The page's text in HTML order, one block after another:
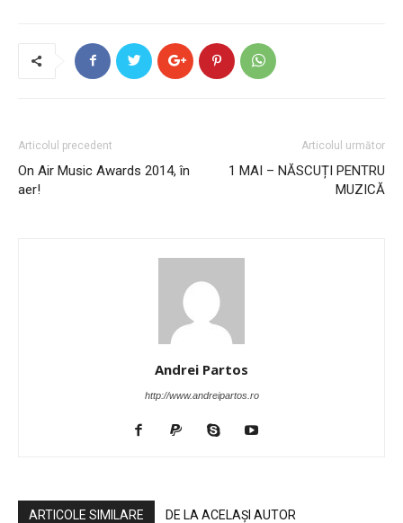
Articolul precedent
On Air Music Awards 2014, în
aer!
Articolul următor
1 MAI – NĂSCUȚI PENTRU
MUZICĂ
Andrei Partos
http://www.andreipartos.ro
ARTICOLE SIMILARE DE LA ACELAȘI AUTOR